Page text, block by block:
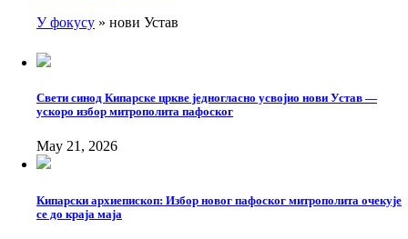
У фокусу нови Устав
Свети синод Кипарске цркве једногласно усвојио нови Устав —
ускоро избор митрополита пафоског
May 21, 2026
Кипарски архиепископ: Избор новог пафоског митрополита очекује
се до краја маја